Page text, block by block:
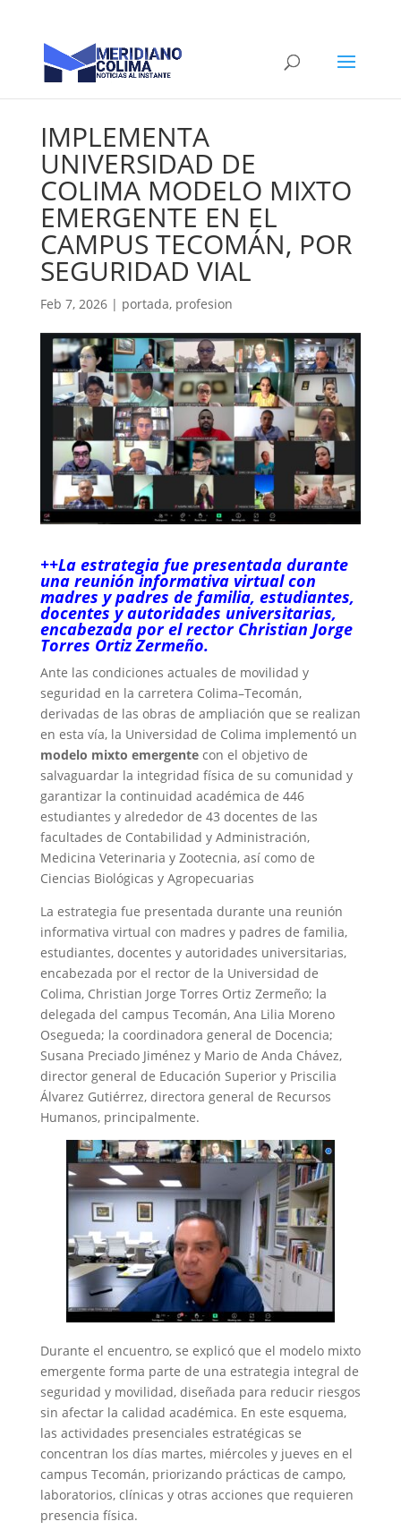
IMPLEMENTA
UNIVERSIDAD DE
COLIMA MODELO MIXTO
EMERGENTE EN EL
CAMPUS TECOMÁN, POR
SEGURIDAD VIAL
Feb 7, 2026| portada, profesion
++La estrategia fue presentada durante
una reunión informativa virtual con
madres y padres de familia, estudiantes,
docentes y autoridades universitarias,
encabezada por el rector Christian Jorge
Torres Ortiz Zermeño.
Ante las condiciones actuales de movilidad y
seguridad en la carretera Colima–Tecomán,
derivadas de las obras de ampliación que se realizan
en esta vía, la Universidad de Colima implementó un
modelo mixto emergentecon el objetivo de
salvaguardar la integridad física de su comunidad y
garantizar la continuidad académica de 446
estudiantes y alrededor de 43 docentes de las
facultades de Contabilidad y Administración,
Medicina Veterinaria y Zootecnia, así como de
Ciencias Biológicas y Agropecuarias
La estrategia fue presentada durante una reunión
informativa virtual con madres y padres de familia,
estudiantes, docentes y autoridades universitarias,
encabezada por el rector de la Universidad de
Colima, Christian Jorge Torres Ortiz Zermeño; la
delegada del campus Tecomán, Ana Lilia Moreno
Osegueda; la coordinadora general de Docencia;
Susana Preciado Jiménez y Mario de Anda Chávez,
director general de Educación Superior y Priscilia
Álvarez Gutiérrez, directora general de Recursos
Humanos, principalmente.
Durante el encuentro, se explicó que el modelo mixto
emergente forma parte de una estrategia integral de
seguridad y movilidad, diseñada para reducir riesgos
sin afectar la calidad académica. En este esquema,
las actividades presenciales estratégicas se
concentran los días martes, miércoles y jueves en el
campus Tecomán, priorizando prácticas de campo,
laboratorios, clínicas y otras acciones que requieren
presencia física.